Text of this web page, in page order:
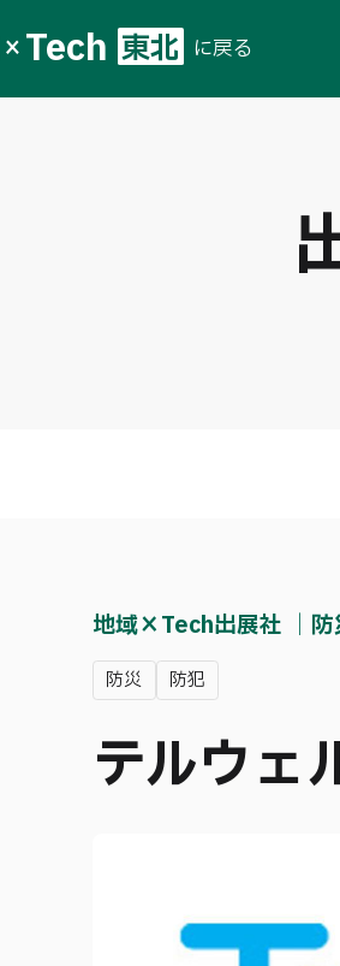
× Tech 東北 に戻る
地域×Tech出展社 ｜防
防災 防犯
テルウェ